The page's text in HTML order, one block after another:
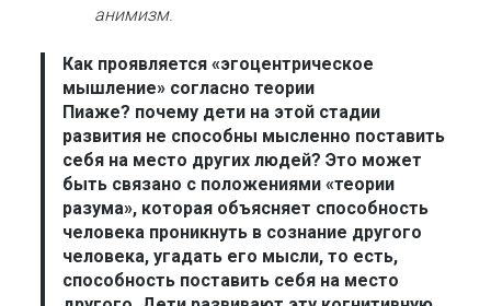
анимизм.
Как проявляется «эгоцентрическое
мышление» согласно теории
Пиаже? почему дети на этой стадии
развития не способны мысленно поставить
себя на место других людей? Это может
быть связано с положениями«теории
разума», которая объясняет способность
человека проникнуть в сознание другого
человека, угадать его мысли, то есть,
способность поставить себя на место